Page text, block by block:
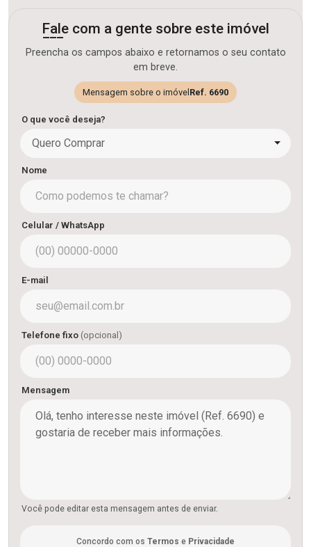
Fale com a gente sobre este imóvel
Preencha os campos abaixo e retornamos o seu contato
em breve.
Mensagem sobre o imóvel Ref. 6690
O que você deseja?
Quero Comprar
Nome
Celular / WhatsApp
E-mail
Telefone fixo (opcional)
Mensagem
Você pode editar esta mensagem antes de enviar.
Concordo com os Termos e Privacidade